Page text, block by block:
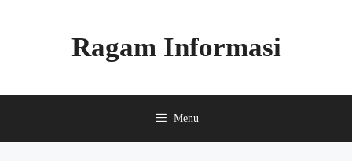
Ragam Informasi
Menu